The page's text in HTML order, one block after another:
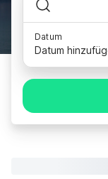
Datum
Datum